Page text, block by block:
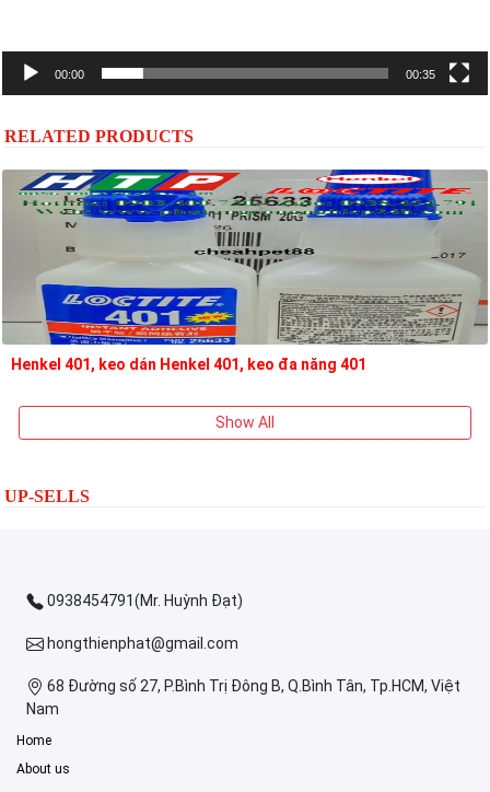
00:00 00:35
RELATED PRODUCTS
Henkel 401, keo dán Henkel 401, keo đa năng 401
Show All
UP-SELLS
0938454791(Mr. Huỳnh Đạt)
hongthienphat@gmail.com
68 Đường số 27, P.Bình Trị Đông B, Q.Bình Tân, Tp.HCM, Việt
Nam
Home
About us